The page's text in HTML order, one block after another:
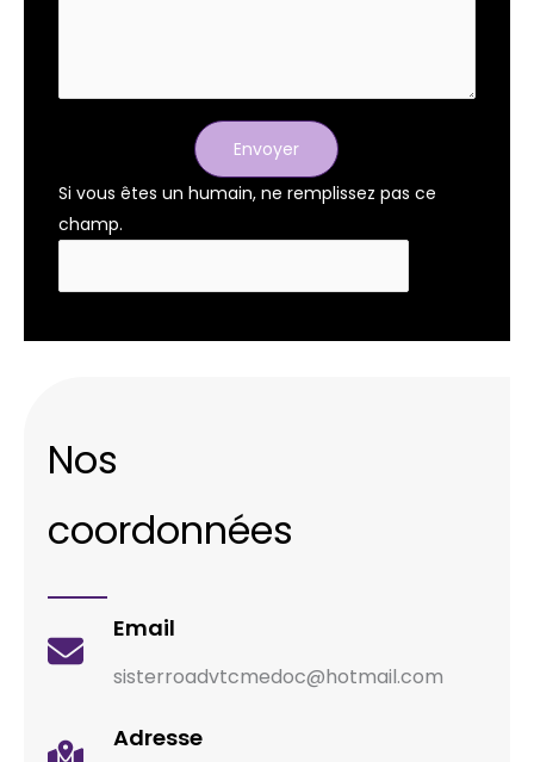
Envoyer
Si vous êtes un humain, ne remplissez pas ce
champ.
Nos
coordonnées
Email
sisterroadvtcmedoc@hotmail.com
Adresse